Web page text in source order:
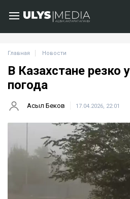
Главная Новости
В Казахстане резко
погода
Асыл Беков 17.04.2026, 22:01